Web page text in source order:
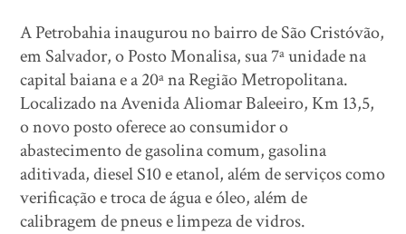
A Petrobahia inaugurou no bairro de São Cristóvão,
em Salvador, o Posto Monalisa, sua 7ª unidade na
capital baiana e a 20ª na Região Metropolitana.
Localizado na Avenida Aliomar Baleeiro, Km 13,5,
o novo posto oferece ao consumidor o
abastecimento de gasolina comum, gasolina
aditivada, diesel S10 e etanol, além de serviços como
verificação e troca de água e óleo, além de
calibragem de pneus e limpeza de vidros.